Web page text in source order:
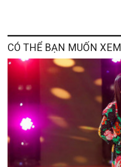
CÓ THỂ BẠN MUỐN XEM